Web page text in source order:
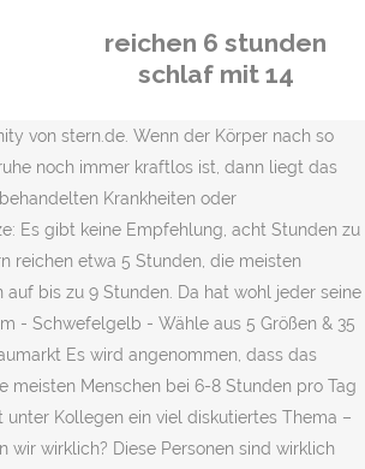
reichen 6 stunden
schlaf mit 14
von stern.de. Wenn der Körper nach so
noch immer kraftlos ist, dann liegt das
Krankheiten oder
Es gibt keine Empfehlung, acht Stunden zu
reichen etwa 5 Stunden, die meisten
auf bis zu 9 Stunden. Da hat wohl jeder seine
- Schwefelgelb - Wähle aus 5 Größen & 35
Es wird angenommen, dass das
meisten Menschen bei 6-8 Stunden pro Tag
unter Kollegen ein viel diskutiertes Thema –
wir wirklich? Diese Personen sind wirklich